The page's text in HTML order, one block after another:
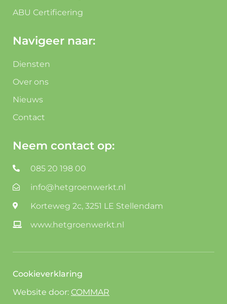
ABU Certificering
Navigeer naar:
Diensten
Over ons
Nieuws
Contact
Neem contact op:
085 20 198 00
info@hetgroenwerkt.nl
Korteweg 2c, 3251 LE Stellendam
www.hetgroenwerkt.nl
Cookieverklaring
Website door: COMMAR